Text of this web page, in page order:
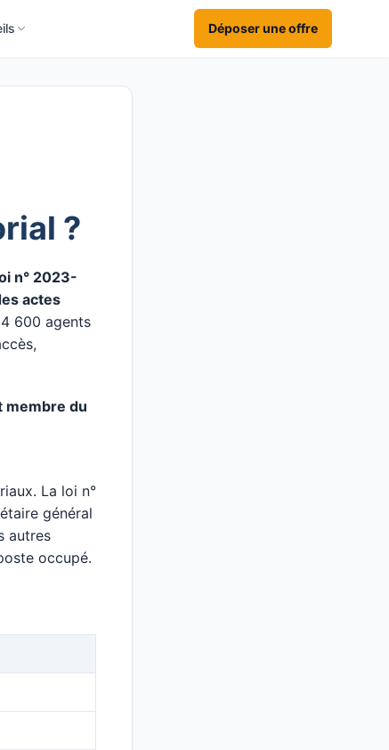
Déposer une offre
?
n° 2023-
actes
600 agents
membre du
La loi n°
général
autres
occupé.